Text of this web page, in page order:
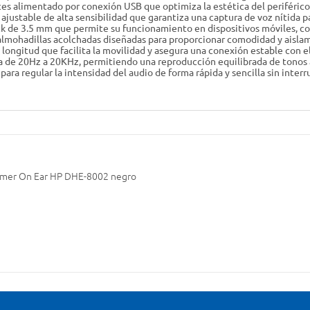
alimentado por conexión USB que optimiza la estética del
de alta sensibilidad que garantiza una captura de voz nítida
3.5 mm que permite su funcionamiento en dispositivos móviles,
acolchadas diseñadas para proporcionar comodidad y
que facilita la movilidad y asegura una conexión estable con
20Hz a 20KHz, permitiendo una reproducción equilibrada de tonos
regular la intensidad del audio de forma rápida y sencilla sin
On Ear HP DHE-8002 negro